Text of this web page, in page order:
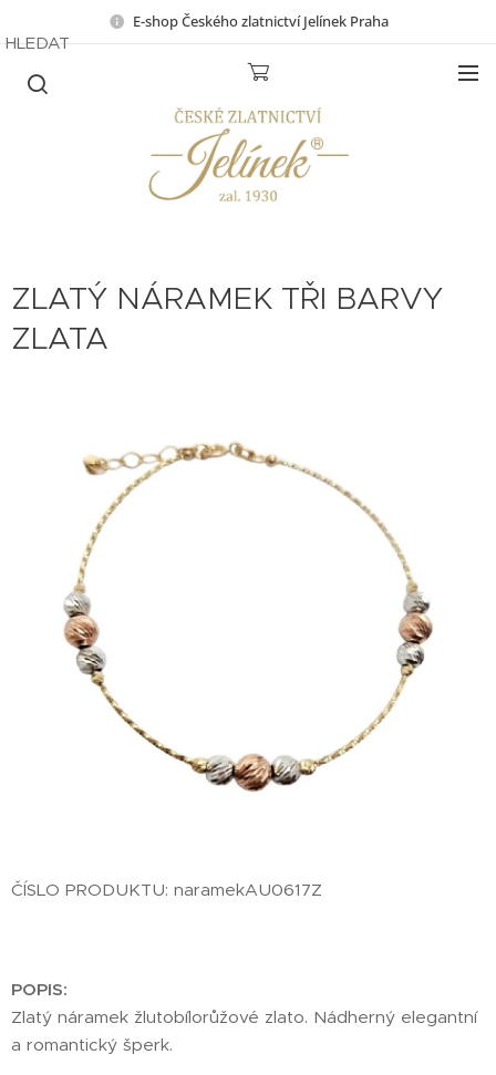
E-shop Českého zlatnictví Jelínek Praha
HLEDAT
ZLATÝ NÁRAMEK TŘI BARVY
ZLATA
ČÍSLO PRODUKTU: naramekAU0617Z
POPIS:
Zlatý náramek žlutobílorůžové zlato. Nádherný elegantní
a romantický šperk.